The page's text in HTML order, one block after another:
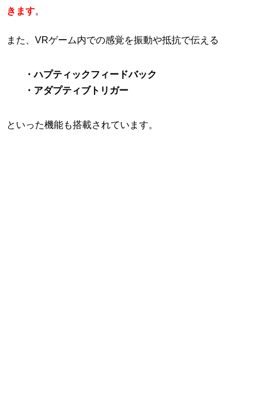
きます。
また、VRゲーム内での感覚を振動や抵抗で伝える
・ハプティックフィードバック
・アダプティブトリガー
といった機能も搭載されています。